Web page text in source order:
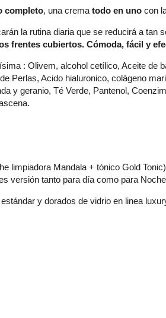
completo, una crematodo en uno con
la rutina diaria que se reducirá a tan
frentes cubiertos. Cómoda, fácil y
: Olivem, alcohol cetílico, Aceite de
Perlas, Acido hialuronico, colágeno
y geranio, Té Verde, Pantenol,
limpiadora Mandala + tónico Gold
versión tanto para día como para
y dorados de vidrio en linea